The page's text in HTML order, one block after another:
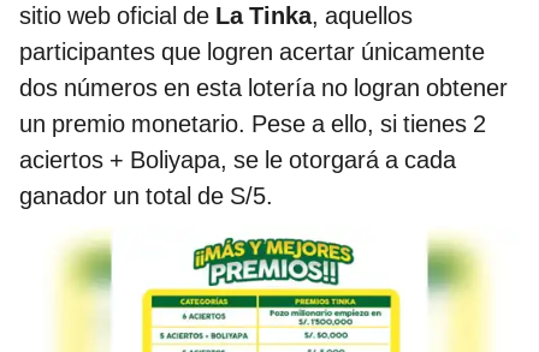
sitio web oficial de La Tinka, aquellos
participantes que logren acertar únicamente
dos números en esta lotería no logran obtener
un premio monetario. Pese a ello, si tienes 2
aciertos + Boliyapa, se le otorgará a cada
ganador un total de S/5.